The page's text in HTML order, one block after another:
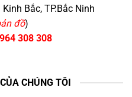
Bắc, TP.Bắc Ninh
đồ)
308 308
CHÚNG TÔI